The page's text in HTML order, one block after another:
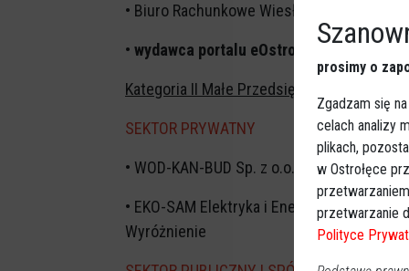
• Biuro Rachunkowe Wiesława Grala-
• wydawca portalu eOstroleka.pl, spółka
Kategoria II Małe Przedsiębiorstwa
SEKTOR PRYWATNY
• WOD-KAN-BUD Sp. z o.o., ul. Mazurska
• EKO-SAM Elektryka i Energetyka
Wyróżnienie
prosimy o
Zgadzam się
celach analizy
plikach,
w Ostrołęce
przetwarzanie
Polityce